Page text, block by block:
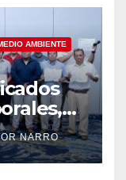
AMBIENTE
y
seguro
NARRO